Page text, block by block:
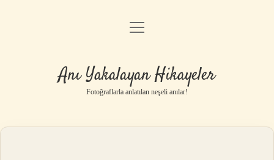
Anasayfa
Yasal Uyarı
menüyü
Anı Yakalayan Hikayeler
Fotoğraflarla anlatılan neşeli anılar!